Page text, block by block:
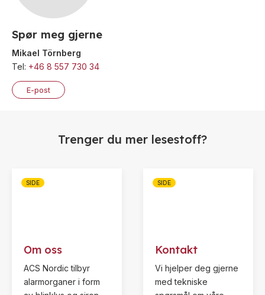
Blinklys
Kombinerte
enheter
Alarmklokker
Tilbehør
klassifisering
Alarmkommunikasjon
Strømforsyning
Spør meg gjerne
Mikael Törnberg
Tel: +46 8 557 730 34
E-post
Trenger du mer lesestoff?
SIDE
Om oss
ACS Nordic tilbyr
alarmorganer i form
SIDE
Kontakt
Vi hjelper deg gjerne
med tekniske